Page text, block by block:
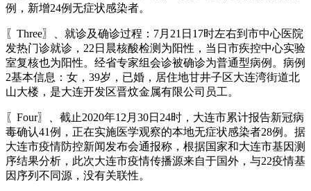
例，新增24例无症状感染者。
〖Three〗、就诊及确诊过程：7月21日17时左右到市中心医院
发热门诊就诊，22日晨核酸检测为阳性，当日市疾控中心实验
室复核也为阳性。经省专家组会诊被确诊为普通型病例。病例
2基本信息：女，39岁，已婚，居住地甘井子区大连湾街道北
山大楼，是大连开发区晋炆金属有限公司员工。
〖Four〗、截止2020年12月30日24时，大连市累计报告新冠病
毒确认41例，正在实施医学观察的本地无症状感染者28例。据
大连市疫情防控新闻发布会通报称，根据国家和大连市基因测
序结果分析，此次大连市疫情传播源来自于国外，与22疫情基
因序列不同源，没有关联性。